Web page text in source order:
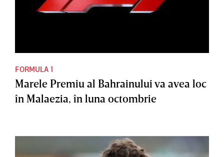
FORMULA 1
Marele Premiu al Bahrainului va avea loc
în Malaezia, în luna octombrie